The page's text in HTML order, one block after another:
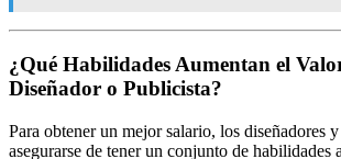
¿Qué Habilidades Aumentan el
Diseñador o Publicista?
Para obtener un mejor salario, los diseñadores
asegurarse de tener un conjunto de habilidades